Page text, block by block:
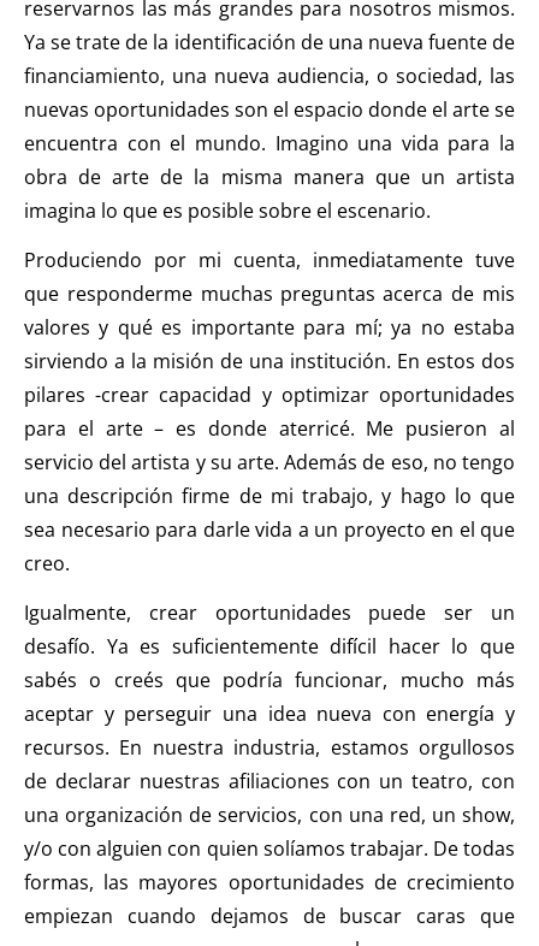
reservarnos las más grandes para nosotros mismos.
Ya se trate de la identificación de una nueva fuente de
financiamiento, una nueva audiencia, o sociedad, las
nuevas oportunidades son el espacio donde el arte se
encuentra con el mundo. Imagino una vida para la
obra de arte de la misma manera que un artista
imagina lo que es posible sobre el escenario.
Produciendo por mi cuenta, inmediatamente tuve
que responderme muchas preguntas acerca de mis
valores y qué es importante para mí; ya no estaba
sirviendo a la misión de una institución. En estos dos
pilares -crear capacidad y optimizar oportunidades
para el arte – es donde aterricé. Me pusieron al
servicio del artista y su arte. Además de eso, no tengo
una descripción firme de mi trabajo, y hago lo que
sea necesario para darle vida a un proyecto en el que
creo.
Igualmente, crear oportunidades puede ser un
desafío. Ya es suficientemente difícil hacer lo que
sabés o creés que podría funcionar, mucho más
aceptar y perseguir una idea nueva con energía y
recursos. En nuestra industria, estamos orgullosos
de declarar nuestras afiliaciones con un teatro, con
una organización de servicios, con una red, un show,
y/o con alguien con quien solíamos trabajar. De todas
formas, las mayores oportunidades de crecimiento
empiezan cuando dejamos de buscar caras que